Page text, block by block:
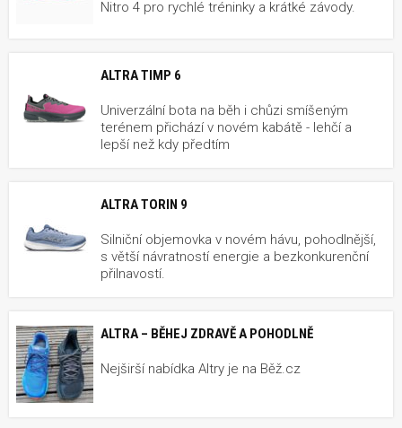
Nitro 4 pro rychlé tréninky a krátké závody.
ALTRA TIMP 6
Univerzální bota na běh i chůzi smíšeným
terénem přichází v novém kabátě - lehčí a
lepší než kdy předtím
ALTRA TORIN 9
Silniční objemovka v novém hávu, pohodlnější,
s větší návratností energie a bezkonkurenční
přilnavostí.
ALTRA – BĚHEJ ZDRAVĚ A POHODLNĚ
Nejširší nabídka Altry je na Běž.cz